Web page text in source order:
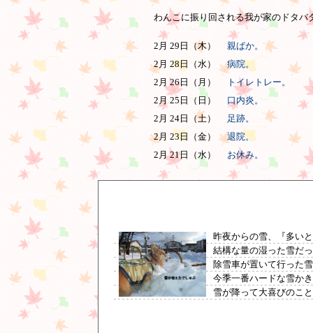
わんこに振り回される我が家のドタバ
2月 29日（木）
親ばか。
2月 28日（水）
病院。
2月 26日（月）
トイレトレー。
2月 25日（日）
口内炎。
2月 24日（土）
足跡。
2月 23日（金）
退院。
2月 21日（水）
お休み。
昨夜からの雪、『多い
結構な量の湿った雪だ
除雪車が置いて行った
今季一番ハードな雪か
雪が降って大喜びのこ